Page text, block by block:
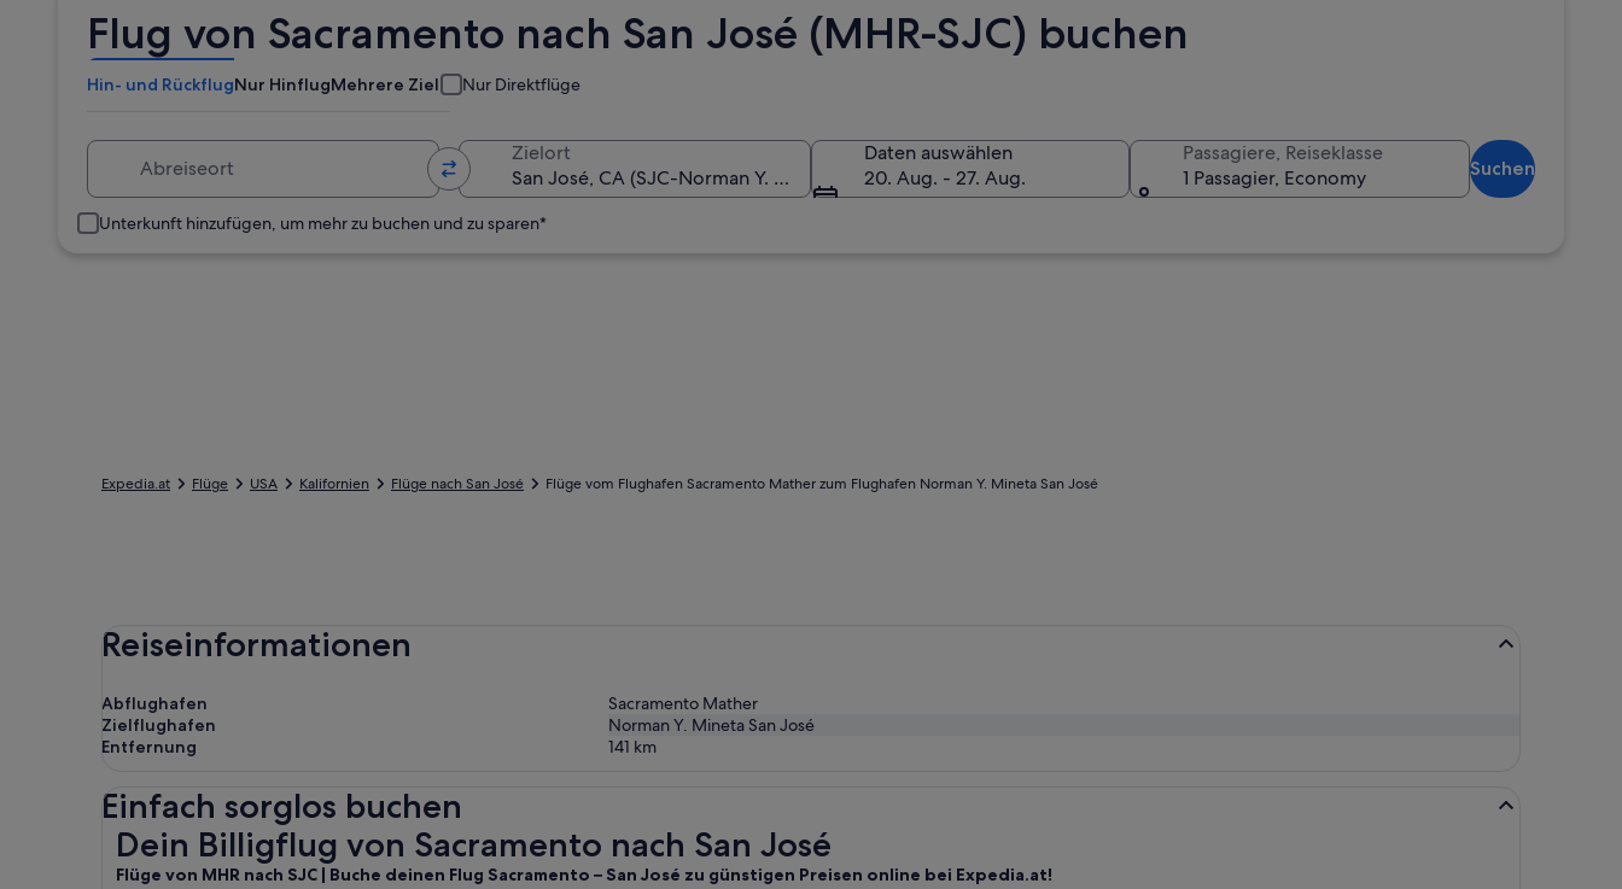
Flug von Sacramento nach San José (MHR-SJC) buchen
Hin- und RückflugNur HinflugMehrere Ziele Nur Direktflüge
Zielort
Daten auswählen
20. Aug. - 27. Aug.
Passagiere, Reiseklasse
1 Passagier, Economy
Suchen
Unterkunft hinzufügen, um mehr zu buchen und zu sparen*
Expedia.at Flüge USA Kalifornien Flüge nach San José Flüge vom Flughafen Sacramento Mather zum Flughafen Norman Y. Mineta San José
Reiseinformationen
Abflughafen
Sacramento Mather
Zielflughafen
Norman Y. Mineta San José
Entfernung
141 km
Einfach sorglos buchen
Dein Billigflug von Sacramento nach San José
Flüge von MHR nach SJC | Buche deinen Flug Sacramento – San José zu günstigen Preisen online bei Expedia.at!
Dein Billigflug von Sacramento nach San José